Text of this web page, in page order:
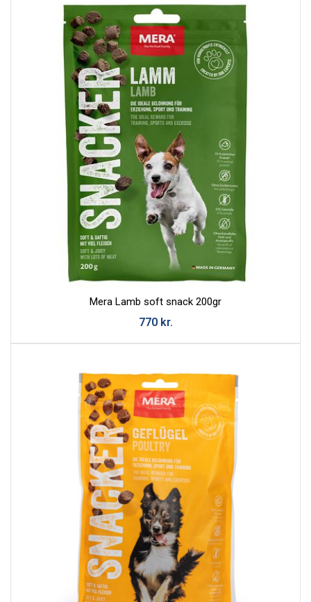
Mera Lamb soft snack 200gr
770 kr.